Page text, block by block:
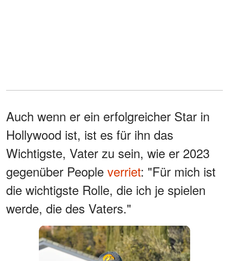
Auch wenn er ein erfolgreicher Star in
Hollywood ist, ist es für ihn das
Wichtigste, Vater zu sein, wie er 2023
gegenüber People verriet: "Für mich ist
die wichtigste Rolle, die ich je spielen
werde, die des Vaters."